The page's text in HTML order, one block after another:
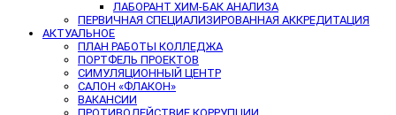
ЛАБОРАНТ ХИМ-БАК АНАЛИЗА
ПЕРВИЧНАЯ СПЕЦИАЛИЗИРОВАННАЯ АККРЕДИТАЦИЯ
АКТУАЛЬНОЕ
ПЛАН РАБОТЫ КОЛЛЕДЖА
ПОРТФЕЛЬ ПРОЕКТОВ
СИМУЛЯЦИОННЫЙ ЦЕНТР
САЛОН «ФЛАКОН»
ВАКАНСИИ